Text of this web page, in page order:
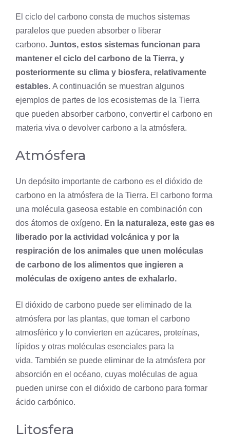
El ciclo del carbono consta de muchos sistemas
paralelos que pueden absorber o liberar
carbono. Juntos, estos sistemas funcionan para
mantener el ciclo del carbono de la Tierra, y
posteriormente su clima y biosfera, relativamente
estables. A continuación se muestran algunos
ejemplos de partes de los ecosistemas de la Tierra
que pueden absorber carbono, convertir el carbono en
materia viva o devolver carbono a la atmósfera.
Atmósfera
Un depósito importante de carbono es el dióxido de
carbono en la atmósfera de la Tierra. El carbono forma
una molécula gaseosa estable en combinación con
dos átomos de oxígeno. En la naturaleza, este gas es
liberado por la actividad volcánica y por la
respiración de los animales que unen moléculas
de carbono de los alimentos que ingieren a
moléculas de oxígeno antes de exhalarlo.
El dióxido de carbono puede ser eliminado de la
atmósfera por las plantas, que toman el carbono
atmosférico y lo convierten en azúcares, proteínas,
lípidos y otras moléculas esenciales para la
vida. También se puede eliminar de la atmósfera por
absorción en el océano, cuyas moléculas de agua
pueden unirse con el dióxido de carbono para formar
ácido carbónico.
Litosfera